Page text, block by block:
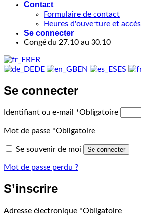
Contact
Formulaire de contact
Heures d'ouverture et accès
Se connecter
Congé du 27.10 au 30.10
FR
DE
EN ES
Se connecter
Identifiant ou e-mail *Obligatoire
Mot de passe *Obligatoire
Se souvenir de moi Se connecter
Mot de passe perdu ?
S’inscrire
Adresse électronique *Obligatoire